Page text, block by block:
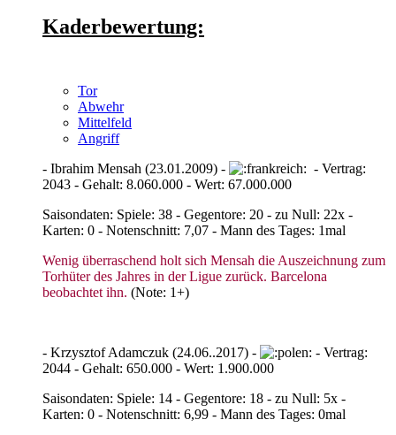
Kaderbewertung:
Tor
Abwehr
Mittelfeld
Angriff
- Ibrahim Mensah (23.01.2009) -
- Vertrag:
2043 - Gehalt: 8.060.000 - Wert: 67.000.000
Saisondaten: Spiele: 38 - Gegentore: 20 - zu Null: 22x -
Karten: 0 - Notenschnitt: 7,07 - Mann des Tages: 1mal
Wenig überraschend holt sich Mensah die Auszeichnung zum
Torhüter des Jahres in der Ligue zurück. Barcelona
beobachtet ihn. (Note: 1+)
- Krzysztof Adamczuk (24.06..2017) -
- Vertrag:
2044 - Gehalt: 650.000 - Wert: 1.900.000
Saisondaten: Spiele: 14 - Gegentore: 18 - zu Null: 5x -
Karten: 0 - Notenschnitt: 6,99 - Mann des Tages: 0mal